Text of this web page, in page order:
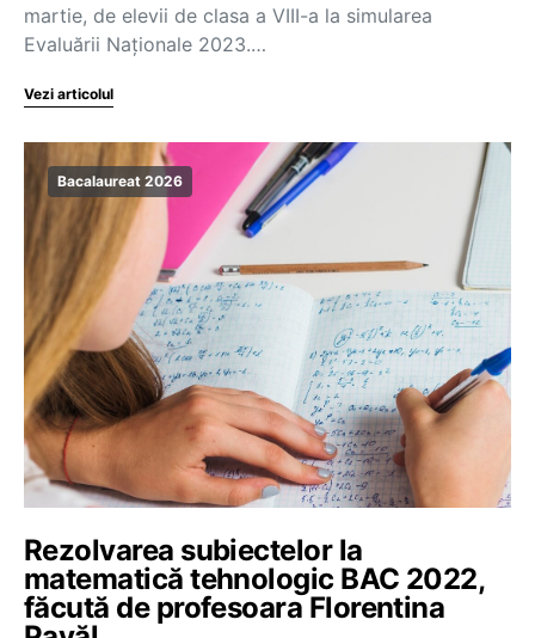
martie, de elevii de clasa a VIII-a la simularea
Evaluării Naționale 2023.…
Vezi articolul
Bacalaureat 2026
Rezolvarea subiectelor la
matematică tehnologic BAC 2022,
făcută de profesoara Florentina